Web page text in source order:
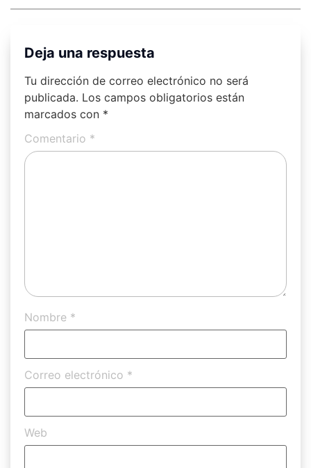
Deja una respuesta
Tu dirección de correo electrónico no será
publicada. Los campos obligatorios están
marcados con *
Comentario *
Nombre *
Correo electrónico *
Web